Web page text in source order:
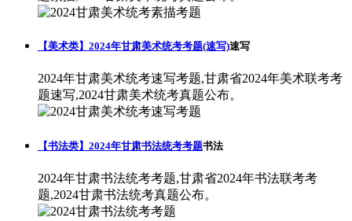
【美术类】2024年甘肃美术统考考题(速写)速写
2024年甘肃美术统考速写考题,甘肃省2024年美术联考考
题速写,2024甘肃美术统考真题公布。
【书法类】2024年甘肃书法统考考题书法
2024年甘肃书法统考考题,甘肃省2024年书法联考考
题,2024甘肃书法统考真题公布。